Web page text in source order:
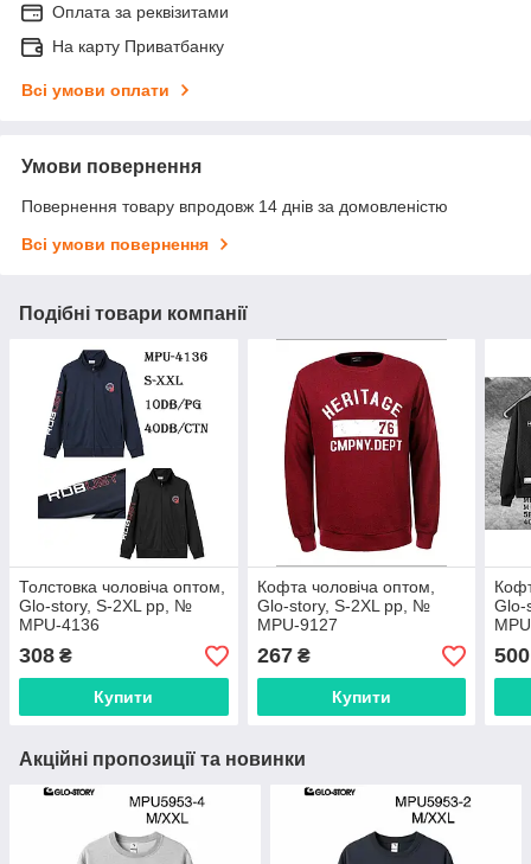
Оплата за реквізитами
На карту Приватбанку
Всі умови оплати
Умови повернення
Повернення товару впродовж 14 днів за домовленістю
Всі умови повернення
Подібні товари компанії
Толстовка чоловіча оптом,
Glo-story, S-2XL рр, №
MPU-4136
308 ₴
Купити
Кофта чоловіча оптом,
Glo-story, S-2XL рр, №
MPU-9127
267₴
Купити
500
Акційні пропозиції та новинки